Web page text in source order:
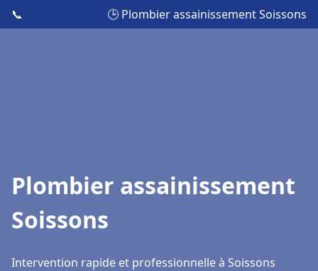
📞 🕒 Plombier assainissement Soissons
Plombier assainissement
Soissons
Intervention rapide et professionnelle à Soissons